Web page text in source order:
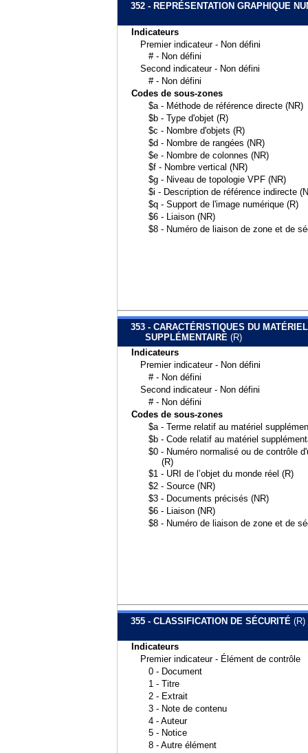
352 - REPRÉSENTATION GRAPHIQUE
Indicateurs
Premier indicateur - Non défini
# - Non défini
Second indicateur - Non défini
# - Non défini
Codes de sous-zones
$a - Méthode de référence directe (NR)
$b - Type d'objet (R)
$c - Nombre d'objets (R)
$d - Nombre de rangées (NR)
$e - Nombre de colonnes (NR)
$f - Nombre vertical (NR)
$g - Niveau de topologie VPF (NR)
$i - Description de référence indirecte
$q - Support de l'image numérique (R)
$6 - Liaison (NR)
$8 - Numéro de liaison de zone et de
353 - CARACTÉRISTIQUES DU MATÉRIEL
SUPPLÉMENTAIRE (R)
Indicateurs
Premier indicateur - Non défini
# - Non défini
Second indicateur - Non défini
# - Non défini
Codes de sous-zones
$a - Terme relatif au matériel
$b - Code relatif au matériel
$0 - Numéro normalisé ou de contrôle
(R)
$1 - URI de l’objet du monde réel (R)
$2 - Source (NR)
$3 - Documents précisés (NR)
$6 - Liaison (NR)
$8 - Numéro de liaison de zone et de
355 - CLASSIFICATION DE SÉCURITÉ (R)
Indicateurs
Premier indicateur - Élément de contrôle
0 - Document
1 - Titre
2 - Extrait
3 - Note de contenu
4 - Auteur
5 - Notice
8 - Autre élément